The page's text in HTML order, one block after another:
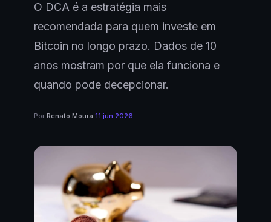
O DCA é a estratégia mais
recomendada para quem investe em
Bitcoin no longo prazo. Dados de 10
anos mostram por que ela funciona e
quando pode decepcionar.
Por Renato Moura·11 jun 2026